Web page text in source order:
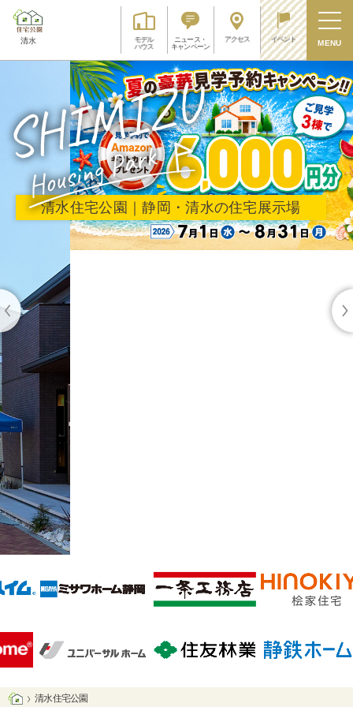
清水
モデル
ハウス
ニュース・
キャンペーン
アクセス イベント MENU
清水住宅公園｜静岡・清水の住宅展示場
清水 住宅公園